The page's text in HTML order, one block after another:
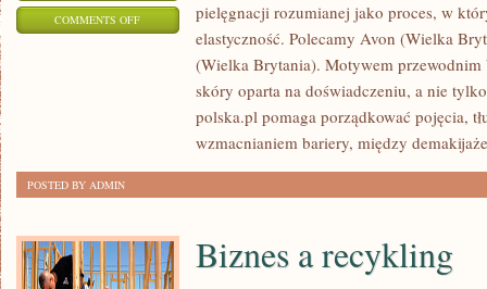
COMMENTS OFFON
BRYTANIA/USA)
pielęgnacji rozumianej jako proces, w
elastyczność. Polecamy Avon (Wielka
(Wielka Brytania). Motywem
skóry oparta na doświadczeniu, a nie
polska.pl pomaga porządkować pojęcia,
wzmacnianiem bariery, między
POSTED BY ADMIN
Biznes a recykling